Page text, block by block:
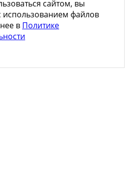
сайтом, вы
использованием файлов
в Политике